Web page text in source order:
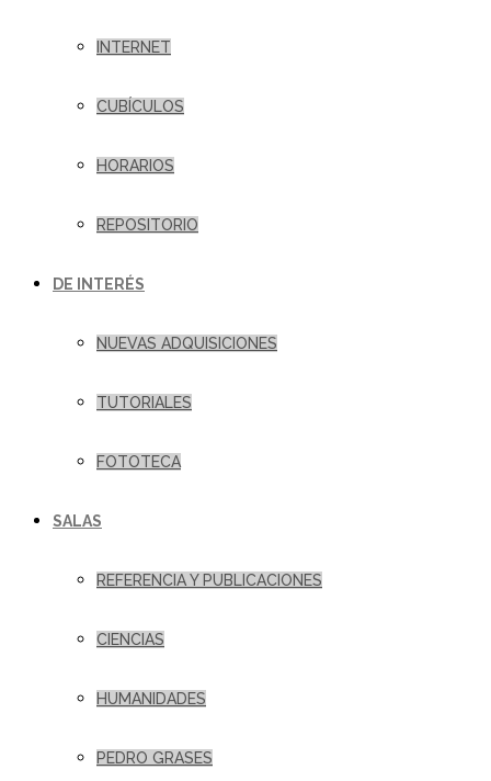
INTERNET
CUBÍCULOS
HORARIOS
REPOSITORIO
DE INTERÉS
NUEVAS ADQUISICIONES
TUTORIALES
FOTOTECA
SALAS
REFERENCIA Y PUBLICACIONES
CIENCIAS
HUMANIDADES
PEDRO GRASES